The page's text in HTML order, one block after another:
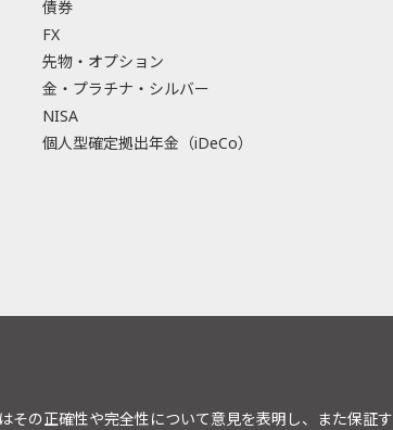
債券
FX
先物・オプション
金・プラチナ・シルバー
NISA
個人型確定拠出年金（iDeCo）
の正確性や完全性について意見を表明し、また保証す